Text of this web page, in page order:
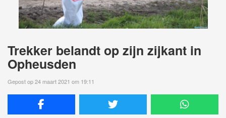
Trekker belandt op zijn zijkant in
Opheusden
Gepost op 24 maart 2021 om 19:11